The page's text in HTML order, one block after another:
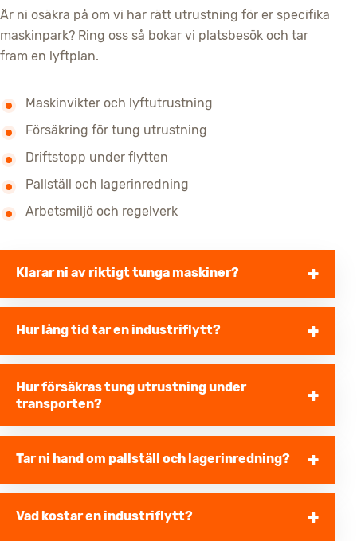
Är ni osäkra på om vi har rätt utrustning för er specifika
maskinpark? Ring oss så bokar vi platsbesök och tar
fram en lyftplan.
Maskinvikter och lyftutrustning
Försäkring för tung utrustning
Driftstopp under flytten
Pallställ och lagerinredning
Arbetsmiljö och regelverk
Klarar ni av riktigt tunga maskiner?
Hur lång tid tar en industriflytt?
Hur försäkras tung utrustning under
transporten?
Tar ni hand om pallställ och lagerinredning?
Vad kostar en industriflytt?